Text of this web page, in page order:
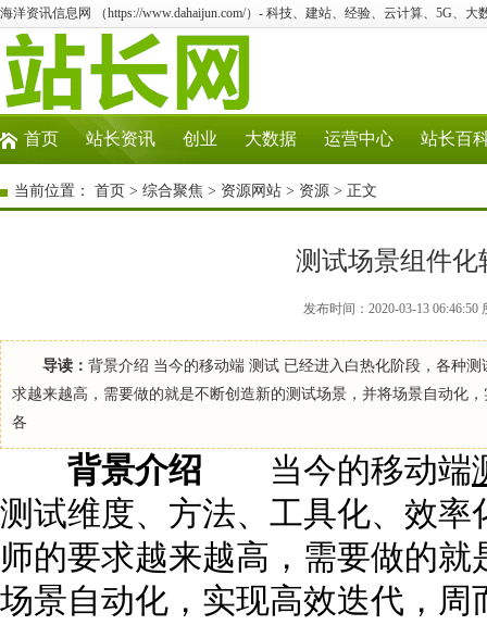
海洋资讯信息网 （https://www.dahaijun.com/）- 科技、建站、经验、云计算、5G、大
首页 站长资讯 创业 大数据 运营中心 站长百
当前位置： 首页 > 综合聚焦 > 资源网站 > 资源 > 正文
测试场景组件
发布时间：2020-03-13
导读： 背景介绍 当今的移动端 测试 已经进入白热化阶段，各种
求越来越高，需要做的就是不断创造新的测试场景，并将场景自动化
各
背景介绍 当今的移动端
测试维度、方法、工具化、效
师的要求越来越高，需要做的
场景自动化，实现高效迭代，